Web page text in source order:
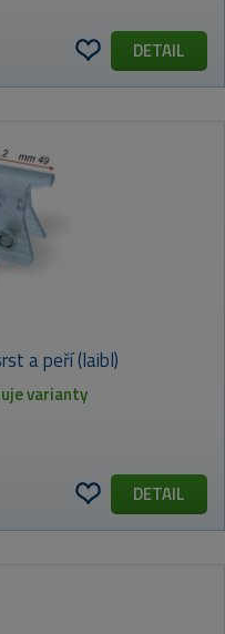
DETAIL
a peří (laibl)
varianty
DETAIL